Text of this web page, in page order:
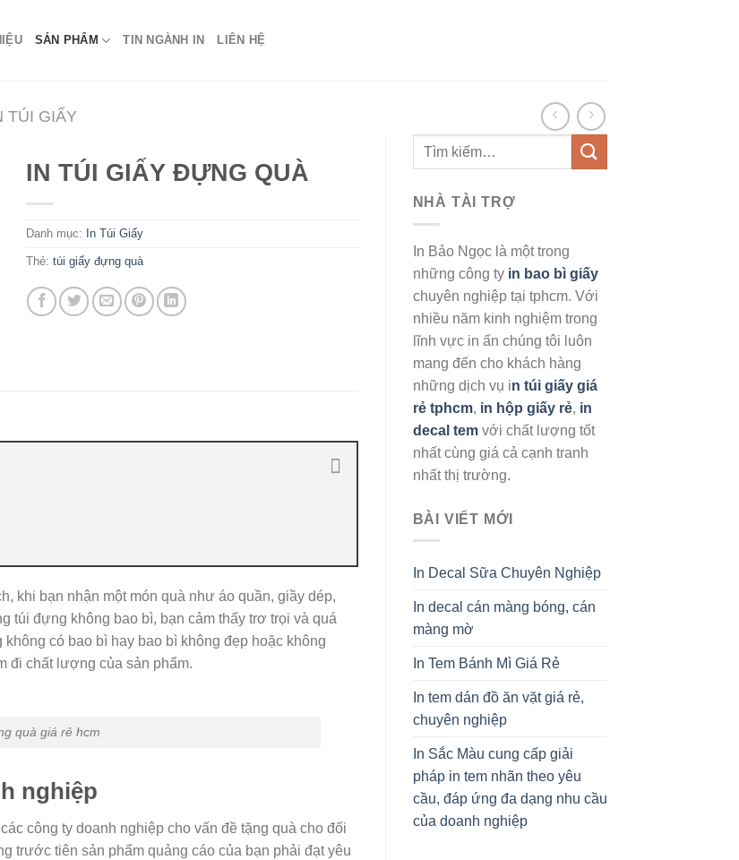
SẢN PHẨM TIN NGÀNH IN LIÊN HỆ
TÚI GIẤY
NHÀ TÀI TRỢ
In Bảo Ngọc là một trong
những công ty in bao bì giấy
chuyên nghiệp tại tphcm. Với
nhiều năm kinh nghiệm trong
lĩnh vực in ấn chúng tôi luôn
mang đến cho khách hàng
những dịch vụ in túi giấy giá
rẻ tphcm, in hộp giấy rẻ, in
decal temvới chất lượng tốt
nhất cùng giá cả cạnh tranh
nhất thị trường.
BÀI VIẾT MỚI
In Decal Sữa Chuyên Nghiệp
In decal cán màng bóng, cán
màng mờ
In Tem Bánh Mì Giá Rẻ
In tem dán đồ ăn vặt giá rẻ,
chuyên nghiệp
In Sắc Màu cung cấp giải
pháp in tem nhãn theo yêu
cầu, đáp ứng đa dạng nhu cầu
của doanh nghiệp
IN TÚI GIẤY ĐỰNG QUÀ
Danh mục: In Túi Giấy
Thẻ: túi giấy đựng quà
khi bạn nhận một món quà như áo quần, giầy dép,
túi đựng không bao bì, bạn cảm thấy trơ trọi và quá
có bao bì hay bao bì không đẹp hoặc không
đi chất lượng của sản phẩm.
quà giá rẻ hcm
nghiệp
công ty doanh nghiệp cho vấn đề tặng quà cho đối
trước tiên sản phẩm quảng cáo của bạn phải đạt yêu